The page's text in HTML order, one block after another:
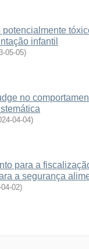
infantil
05-05)
no
04-04)
para a
a segurança
02)